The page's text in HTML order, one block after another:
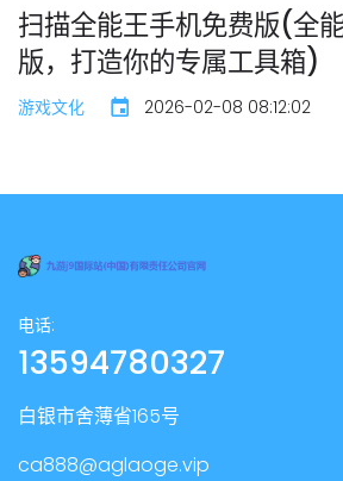
扫描全能王手机免费版(全
版，打造你的专属工具箱)
游戏文化 2026-02-08 08:12:02
电话:
13594780327
白银市舍薄省165号
ca888@aglaoge.vip